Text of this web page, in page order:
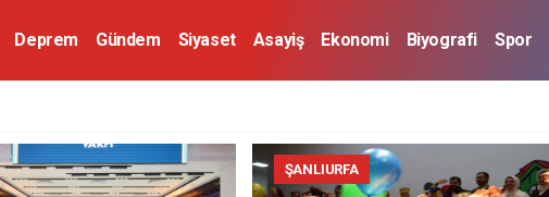
Deprem Gündem Siyaset Asayiş Ekonomi Biyografi Spor
ŞANLIURFA